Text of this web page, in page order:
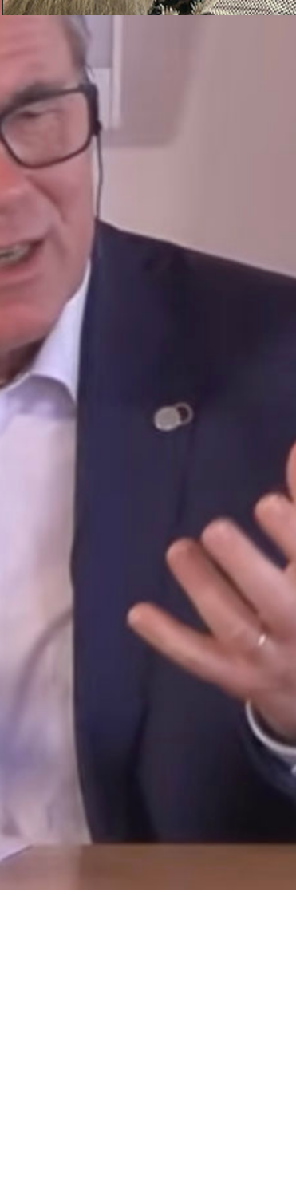
L’amitié plutôt
que le
nationalisme
17 juin 2026
Lire ici l’exposé complet de M. Leineweber «
À une époque mondialisée mais marquée
par les divisions, les religions se
nationalisent et favorisent ainsi des
exercices malsains du pouvoir », a déclaré
Matthias Leineweber lors de la réunion du
réseau œcuménique qui s’est tenue le 30
mai à Baar. « Notre réponse, c’est ce